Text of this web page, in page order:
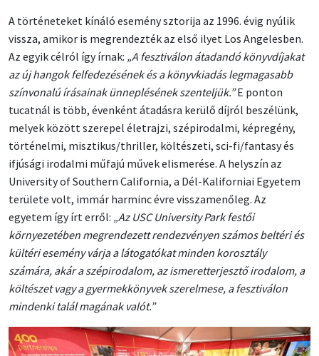
A történeteket kínáló esemény sztorija az 1996. évig nyúlik
vissza, amikor is megrendezték az első ilyet Los Angelesben.
Az egyik célról így írnak: „A fesztiválon átadandó könyvdíjakat
az új hangok felfedezésének és a könyvkiadás legmagasabb
színvonalú írásainak ünneplésének szenteljük.”E ponton
tucatnál is több, évenként átadásra kerülő díjról beszélünk,
melyek között szerepel életrajzi, szépirodalmi, képregény,
történelmi, misztikus/thriller, költészeti, sci-fi/fantasy és
ifjúsági irodalmi műfajú művek elismerése. A helyszín az
University of Southern California, a Dél-Kaliforniai Egyetem
területe volt, immár harminc évre visszamenőleg. Az
egyetem így írt erről: „Az USC University Park festői
környezetében megrendezett rendezvényen számos beltéri és
kültéri esemény várja a látogatókat minden korosztály
számára, akár a szépirodalom, az ismeretterjesztő irodalom, a
költészet vagy a gyermekkönyvek szerelmese, a fesztiválon
mindenki talál magának valót.”